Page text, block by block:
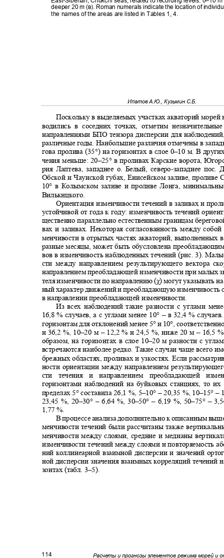
deeper 20 m (в). Roman numerals indicate the location of
the names of the areas are listed in Tables 1, 4.
Ипатов А.Ю., Кузьмин С.Б.
Поскольку в выделяемых участках акваторий
водились в соседних точках, отметим
направлениями БПО тензора дисперсии для
различные годы. Наибольшие различия отмечены в
гова пролива (35°) на горизонтах в слое 0–10 м. В
чения меньше: 20–25° в проливах Карские ворота,
рия Лаптева, западнее о. Белый, северо-западнее пос.
Обской и Чаунской губах, Енисейском заливе,
10° в Колымском заливе и проливе Лонга,
Вилькицкого.
Ориентация изменчивости течений в заливах и
устойчивой от года к году: изменчивость течений
щественно параллельно естественным границам
вах и заливах. Некоторая согласованность между
менчивости в отрытых частях акваторий, выполненных
разные месяцы, может быть обусловлена
вов в изменчивость наблюденных течений (рис. 3).
сти между направлением результирующего вектора
направлением преобладающей изменчивости при малых
теля изменчивости по направлению (χ) могут указывать
ный характер движений и преобладающую изменчивость
в направлении преобладающей изменчивости.
Из всех наблюдений такие разности с углами
16,8% случаев, а с углами менее 10° ‒ в 32,4 %
горизонтам для отклонений менее 5° и 10°,
и 36,2 %, 10–20 м– 12,2% и 24,5 %, ниже 20 м– 16,5
образом, на горизонтах в слое 10–20 м разности с
встречаются наиболее редко. Такие случаи чаще всего
брежных областях, проливах и узкостях. Если
ности ориентации между направлением
сти течения и направлением преобладающей
горизонтами наблюдений на буйковых станциях, то
пределах 5° составила 26,1 %, 5–10° – 20,35 %, 10–15°
23,45 %, 20–30° – 6,64 %, 30–50° – 6,19 %, 50–75° –
1,77 %.
В процессе анализа дополнительно к описанным
менчивости течений были рассчитаны также
менчивости между слоями, средние и медианы
изменчивости течений между слоями и повторяемость
ний коллинеарной взаимной дисперсии и значений
ной дисперсии значения взаимных корреляций течений
зонтах (табл. 3‒5).
114 Расчеты и прогнозы элементов режима морей и